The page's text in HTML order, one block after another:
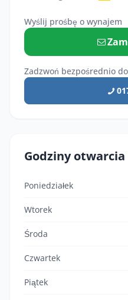
Wyślij prośbę o wynajem
Zadzwoń bezpośrednio
Godziny otwarcia
Poniedziałek
Wtorek
Środa
Czwartek
Piątek